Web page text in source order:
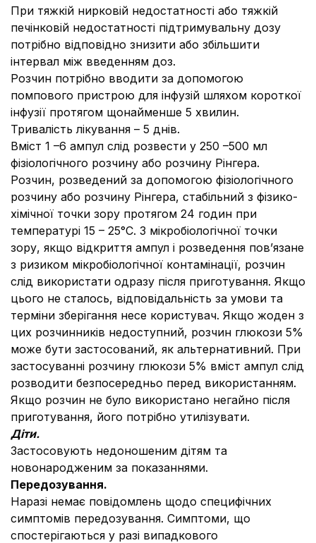
При тяжкій нирковій недостатності або тяжкій
печінковій недостатності підтримувальну дозу
потрібно відповідно знизити або збільшити
інтервал між введенням доз.
Розчин потрібно вводити за допомогою
помпового пристрою для інфузій шляхом короткої
інфузії протягом щонайменше 5 хвилин.
Тривалість лікування – 5 днів.
Вміст 1 –6 ампул слід розвести у 250 –500 мл
фізіологічного розчину або розчину Рінгера.
Розчин, розведений за допомогою фізіологічного
розчину або розчину Рінгера, стабільний з фізико-
хімічної точки зору протягом 24 годин при
температурі 15 – 25°C. З мікробіологічної точки
зору, якщо відкриття ампул і розведення пов’язане
з ризиком мікробіологічної контамінації, розчин
слід використати одразу після приготування. Якщо
цього не сталось, відповідальність за умови та
терміни зберігання несе користувач. Якщо жоден з
цих розчинників недоступний, розчин глюкози 5%
може бути застосований, як альтернативний. При
застосуванні розчину глюкози 5% вміст ампул слід
розводити безпосередньо перед використанням.
Якщо розчин не було використано негайно після
приготування, його потрібно утилізувати.
Діти.
Застосовують недоношеним дітям та
новонародженим за показаннями.
Передозування.
Наразі немає повідомлень щодо специфічних
симптомів передозування. Симптоми, що
спостерігаються у разі випадкового